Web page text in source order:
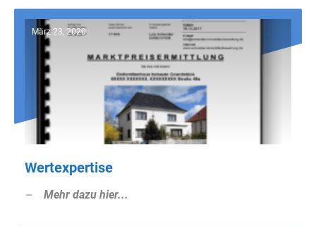
März 23, 2020
Wertexpertise
Mehr dazu hier...